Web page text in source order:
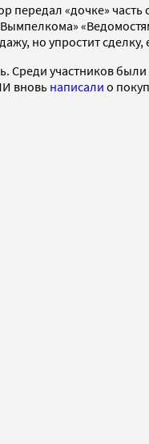
«дочке»
но упростит сделку,
участников
вновь написали о